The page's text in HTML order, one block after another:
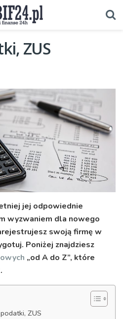
ZUS
jej odpowiednie
wyzwaniem dla nowego
swoją firmę w
Poniżej znajdziesz
„od A do Z”, które
ZUS